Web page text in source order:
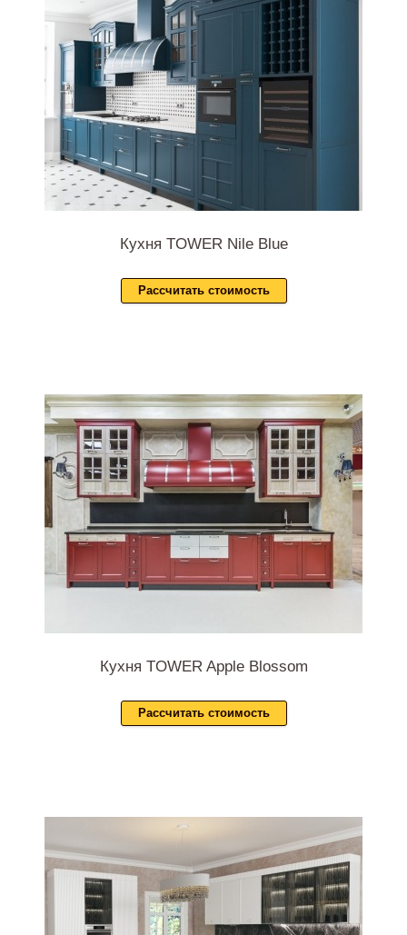
Кухня TOWER Nile Blue
Рассчитать стоимость
Кухня TOWER Apple Blossom
Рассчитать стоимость